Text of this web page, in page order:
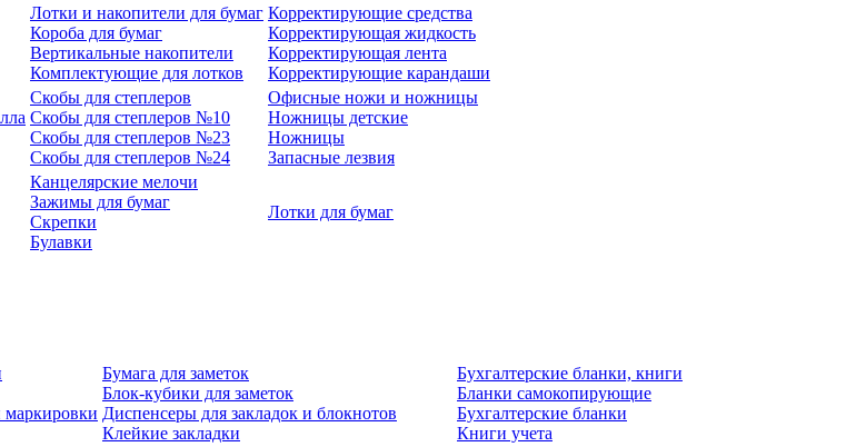
Лотки и накопители для бумаг
Короба для бумаг
Вертикальные накопители
Комплектующие для лотков
Корректирующие средства
Корректирующая жидкость
Корректирующая лента
Корректирующие карандаши
Скобы для степлеров
Скобы для степлеров №10
Скобы для степлеров №23
Скобы для степлеров №24
Офисные ножи и ножницы
Ножницы детские
Ножницы
Запасные лезвия
Канцелярские мелочи
Зажимы для бумаг
Скрепки
Булавки
Лотки для бумаг
Бумага для заметок
Блок-кубики для заметок
Диспенсеры для закладок и блокнотов
Клейкие закладки
Бухгалтерские бланки, книги
Бланки самокопирующие
Бухгалтерские бланки
Книги учета